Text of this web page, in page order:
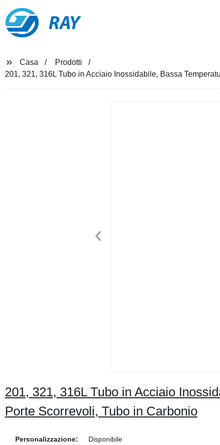
RAY
Casa
Prodotti
201, 321, 316L Tubo in Acciaio Inossidabile, Bassa
201, 321, 316L Tubo in Acciaio
Porte Scorrevoli, Tubo in Carbonio
Personalizzazione:
Disponibile